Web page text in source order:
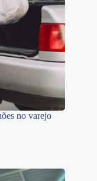
no varejo